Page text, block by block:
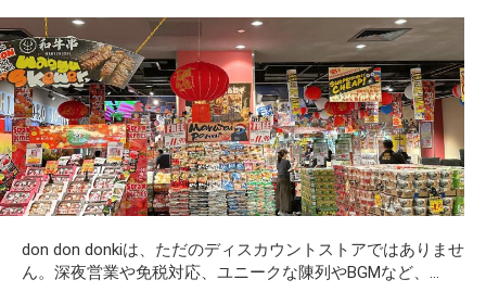
don don donkiは、ただのディスカウントストアではありませ
ん。深夜営業や免税対応、ユニークな陳列やBGMなど、...